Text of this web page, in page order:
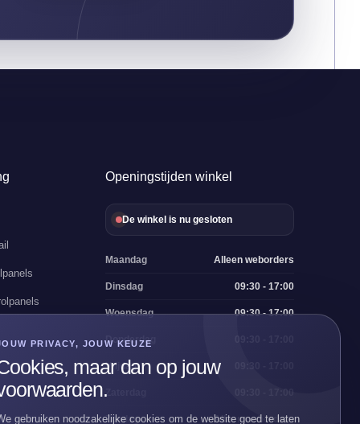
PRIVACY, JOUW KEUZE
maar dan op jouw
gebruiken noodzakelijke cookies om de website goed te laten
Openingstijden winkel
De winkel is nu gesloten
Maandag Alleen weborders
Dinsdag 09:30 - 17:00
Woensdag 09:30 - 17:00
Donderdag
Vrijdag 09:30 - 17:00
Zaterdag
Zondag Alleen weborders